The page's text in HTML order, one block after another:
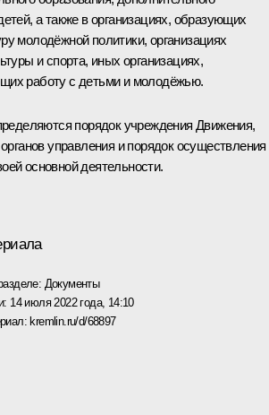
а также в организациях, образующих
молодёжной политики, организациях
и спорта, иных организациях,
работу с детьми и молодёжью.
порядок учреждения Движения,
органов управления и порядок осуществления
основной деятельности.
Документы
14 июля 2022 года, 14:10
kremlin.ru/d/68897